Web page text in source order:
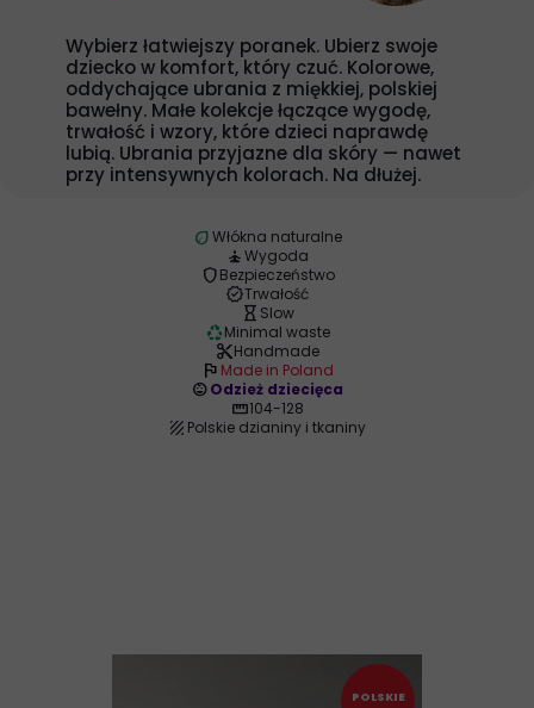
Wybierz łatwiejszy poranek. Ubierz swoje
dziecko w komfort, który czuć. Kolorowe,
oddychające ubrania z miękkiej, polskiej
bawełny. Małe kolekcje łączące wygodę,
trwałość i wzory, które dzieci naprawdę
lubią. Ubrania przyjazne dla skóry — nawet
przy intensywnych kolorach. Na dłużej.
ecoWłókna naturalne
self_improvementWygoda
shieldBezpieczeństwo
verifiedTrwałość
hourglass_empty Slow
recyclingMinimal waste
content_cutHandmade
flag Made in Poland
child_careOdzież dziecięca
straighten104-128
texture Polskie dzianiny i tkaniny
POLSKIE